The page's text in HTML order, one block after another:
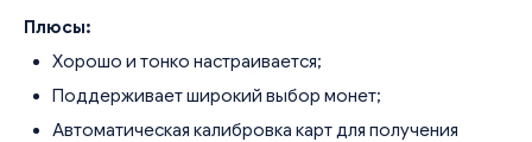
Плюсы:
Хорошо и тонко настраивается;
Поддерживает широкий выбор монет;
Автоматическая калибровка карт для получения